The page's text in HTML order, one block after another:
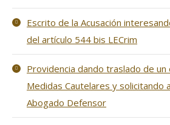
Escrito de la Acusación
del artículo 544 bis LECrim
Providencia dando traslado de
Medidas Cautelares y solicitando
Abogado Defensor